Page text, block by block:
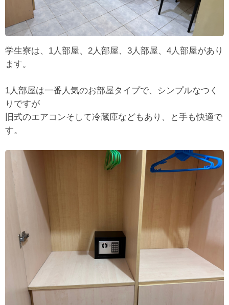
学生寮は、1人部屋、2人部屋、3人部屋、4人部屋があり
ます。
1人部屋は一番人気のお部屋タイプで、シンプルなつく
りですが
旧式のエアコンそして冷蔵庫などもあり、と手も快適で
す。